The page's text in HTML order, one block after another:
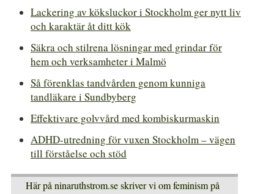
Lackering av köksluckor i Stockholm ger nytt liv
och karaktär åt ditt kök
Säkra och stilrena lösningar med grindar för
hem och verksamheter i Malmö
Så förenklas tandvården genom kunniga
tandläkare i Sundbyberg
Effektivare golvvård med kombiskurmaskin
ADHD-utredning för vuxen Stockholm – vägen
till förståelse och stöd
Här på ninaruthstrom.se skriver vi om feminism på